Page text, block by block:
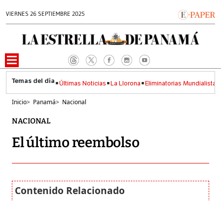
VIERNES 26 SEPTIEMBRE 2025
Últimas Noticias La Llorona Eliminatorias Mundialistas
Inicio> Panamá> Nacional
NACIONAL
El último reembolso